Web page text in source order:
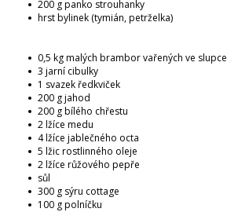
200 g panko strouhanky
hrst bylinek (tymián, petrželka)
0,5 kg malých brambor vařených ve slupce
3 jarní cibulky
1 svazek ředkviček
200 g jahod
200 g bílého chřestu
2 lžíce medu
4 lžíce jablečného octa
5 lžic rostlinného oleje
2 lžíce růžového pepře
sůl
300 g sýru cottage
100 g polníčku